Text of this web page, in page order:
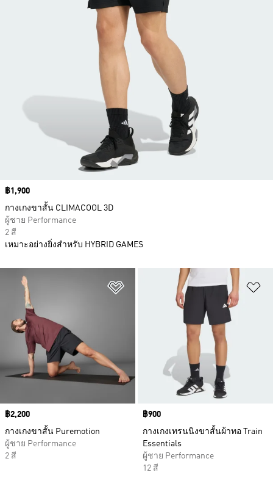
เพิ่มไปยังรายการสินค้าโปรด
Price
฿2,200
กางเกงขาสั้น Puremotion
ผู้ชาย Performance
2 สี
Price
฿900
กางเกงเทรนนิงขาสั้นผ้าทอ Train
Essentials
ผู้ชาย Performance
12 สี
Price
฿1,900
กางเกงขาสั้น CLIMACOOL 3D
ผู้ชาย Performance
2 สี
เหมาะอย่างยิ่งสำหรับ HYBRID GAMES